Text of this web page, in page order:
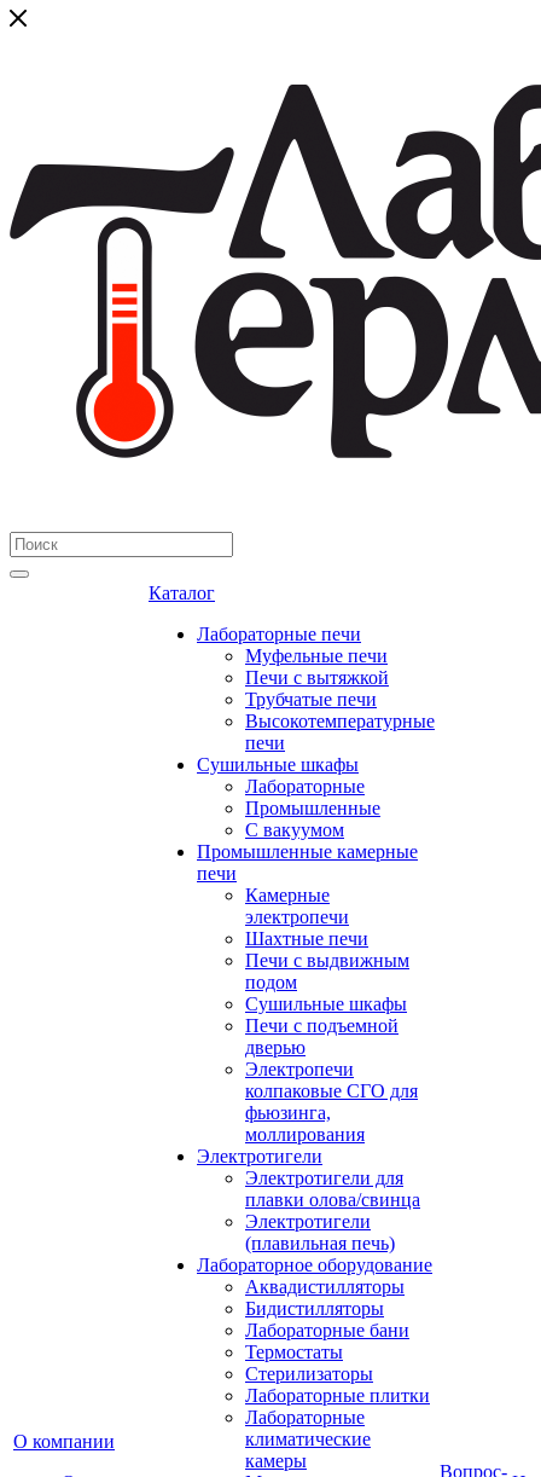
О компании
Каталог
Лабораторные печи
Муфельные печи
Печи с вытяжкой
Трубчатые печи
Высокотемпературные
печи
Сушильные шкафы
Лабораторные
Промышленные
С вакуумом
Промышленные камерные
печи
Камерные
электропечи
Шахтные печи
Печи с выдвижным
подом
Сушильные шкафы
Печи с подъемной
дверью
Электропечи
колпаковые СГО для
фьюзинга,
моллирования
Электротигели
Электротигели для
плавки олова/свинца
Электротигели
(плавильная печь)
Лабораторное оборудование
Аквадистилляторы
Бидистилляторы
Лабораторные бани
Термостаты
Стерилизаторы
Лабораторные плитки
Лабораторные
климатические
камеры
Вопрос-